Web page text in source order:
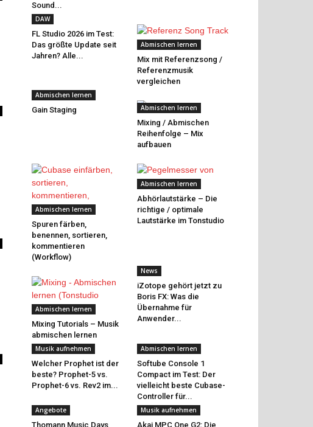
Sound...
DAW
FL Studio 2026 im Test:
Das größte Update seit
Jahren? Alle...
Abmischen lernen
Mix mit Referenzsong /
Referenzmusik
vergleichen
Abmischen lernen
Gain Staging Abmischen lernen
Mixing / Abmischen
Reihenfolge – Mix
aufbauen
Abmischen lernen
Spuren färben,
benennen, sortieren,
kommentieren
(Workflow)
Abmischen lernen
Abhörlautstärke – Die
richtige / optimale
Lautstärke im Tonstudio
Abmischen lernen
Mixing Tutorials – Musik
abmischen lernen
News
iZotope gehört jetzt zu
Boris FX: Was die
Übernahme für
Anwender...
Musik aufnehmen
Welcher Prophet ist der
beste? Prophet-5 vs.
Prophet-6 vs. Rev2 im...
Abmischen lernen
Softube Console 1
Compact im Test: Der
vielleicht beste Cubase-
Controller für...
Angebote
Thomann Music Days
Musik aufnehmen
Akai MPC One G2: Die